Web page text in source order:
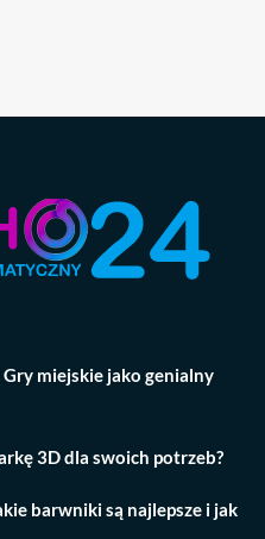
miejskie jako genialny
3D dla swoich potrzeb?
barwniki są najlepsze i jak